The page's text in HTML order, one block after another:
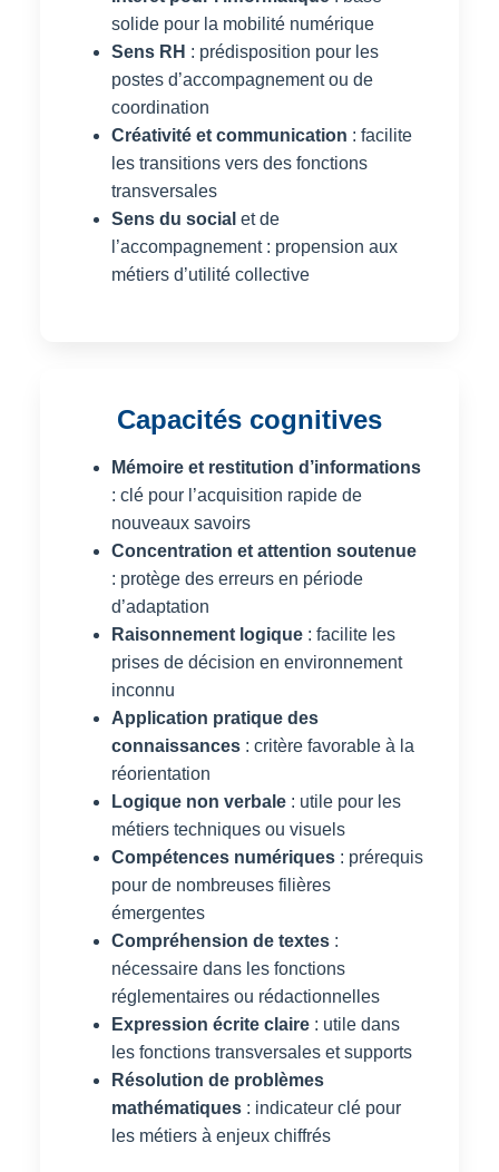
solide pour la mobilité numérique
Sens RH : prédisposition pour les
postes d’accompagnement ou de
coordination
Créativité et communication : facilite
les transitions vers des fonctions
transversales
Sens du social et de
l’accompagnement : propension aux
métiers d’utilité collective
Capacités cognitives
Mémoire et restitution d’informations
: clé pour l’acquisition rapide de
nouveaux savoirs
Concentration et attention soutenue
: protège des erreurs en période
d’adaptation
Raisonnement logique : facilite les
prises de décision en environnement
inconnu
Application pratique des
connaissances : critère favorable à la
réorientation
Logique non verbale : utile pour les
métiers techniques ou visuels
Compétences numériques : prérequis
pour de nombreuses filières
émergentes
Compréhension de textes :
nécessaire dans les fonctions
réglementaires ou rédactionnelles
Expression écrite claire : utile dans
les fonctions transversales et supports
Résolution de problèmes
mathématiques : indicateur clé pour
les métiers à enjeux chiffrés